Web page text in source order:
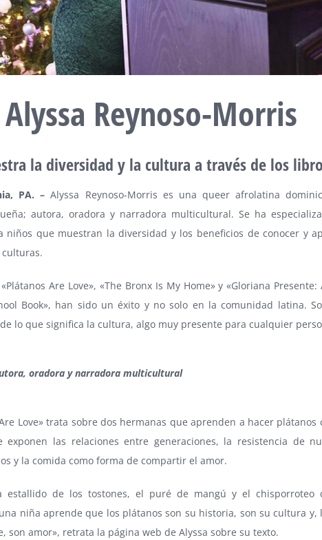
Alyssa Reynoso-Morris
la diversidad y la cultura a través de los
PA. –Alyssa Reynoso-Morris es una queer afrolatina
autora, oradora y narradora multicultural. Se ha
niños que muestran la diversidad y los beneficios de conocer y
Are Love», «The Bronx Is My Home» y «Gloriana Presente:
Book», han sido un éxito y no solo en la comunidad latina.
lo que significa la cultura, algo muy presente para cualquier
oradora y narradora multicultural
Love» trata sobre dos hermanas que aprenden a hacer plátanos
exponen las relaciones entre generaciones, la resistencia de
​​y la comida como forma de compartir el amor.
estallido de los tostones, el puré de mangú y el chisporroteo
niña aprende que los plátanos son su historia, son su cultura y,
son amor», retrata la página web de Alyssa sobre su texto.